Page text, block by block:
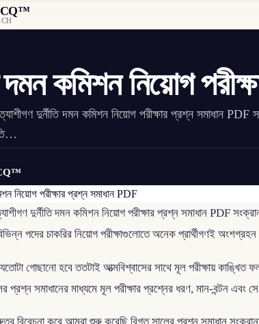
দমন কমিশন নিয়োগ
দুর্নীতি দমন কমিশন নিয়োগ পরীক্ষার প্রশ্ন সমাধান
দুর্নীতি দমন কমিশন নিয়োগ পরীক্ষার প্রশ্ন সমাধান PDF
পদের চাকরির নিয়োগ পরীক্ষাগুলোতে অনেক প্রার্থীগণই
গোছানো হবে ততটাই আত্মবিশ্বাসের সাথে মূল পরীক্ষায় কাঙ্খিত
প্রশ্ন সমাধানের মাধ্যমে মূল পরীক্ষার প্রশ্নের ধরণ, মান-বন্টন